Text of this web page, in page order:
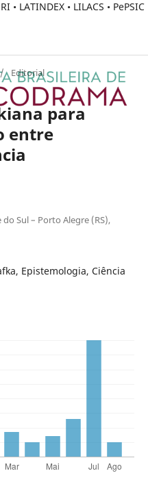
• LATINDEX • LILACS • PePSIC
/ Editorial
para
entre
Sul – Porto Alegre (RS),
Epistemologia, Ciência